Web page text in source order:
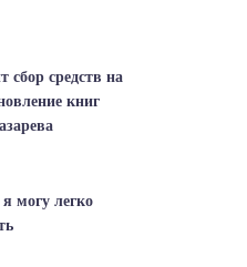
сбор средств на
книг
я могу легко